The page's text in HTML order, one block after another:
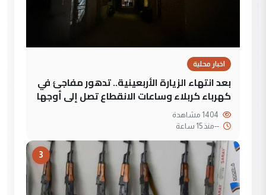
اخبار محلية
بعد انتهاء الزيارة الأربعينية.. تدهور مفاجئ في
كهرباء كربلاء وساعات الانقطاع تصل إلى أوجها
--منذ 15 ساعة
3